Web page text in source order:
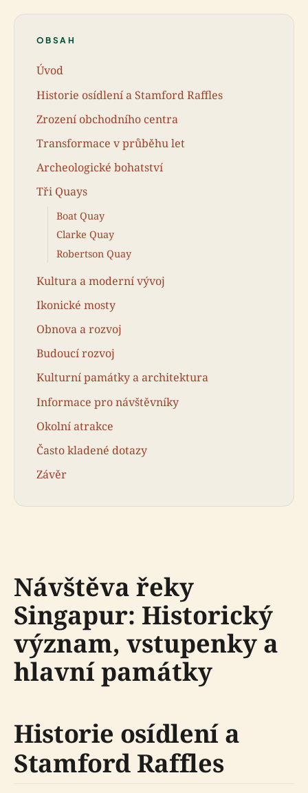
OBSAH
Úvod
Historie osídlení a Stamford Raffles
Zrození obchodního centra
Transformace v průběhu let
Archeologické bohatství
Tři Quays
Boat Quay
Clarke Quay
Robertson Quay
Kultura a moderní vývoj
Ikonické mosty
Obnova a rozvoj
Budoucí rozvoj
Kulturní památky a architektura
Informace pro návštěvníky
Okolní atrakce
Často kladené dotazy
Závěr
Návštěva řeky
Singapur: Historický
význam, vstupenky a
hlavní památky
Historie osídlení a
Stamford Raffles